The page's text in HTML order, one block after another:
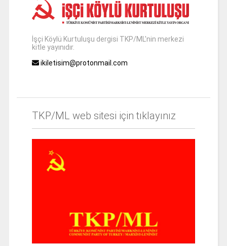
İşçi Köylü Kurtuluşu dergisi TKP/ML'nin merkezi
kitle yayınıdır.
ikiletisim@protonmail.com
TKP/ML web sitesi için tıklayınız